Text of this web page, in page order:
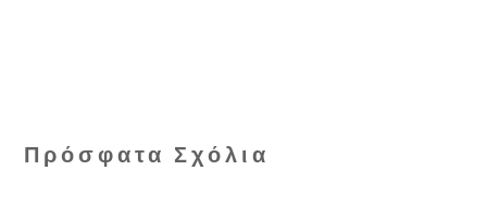
Πρόσφατα Σχόλια